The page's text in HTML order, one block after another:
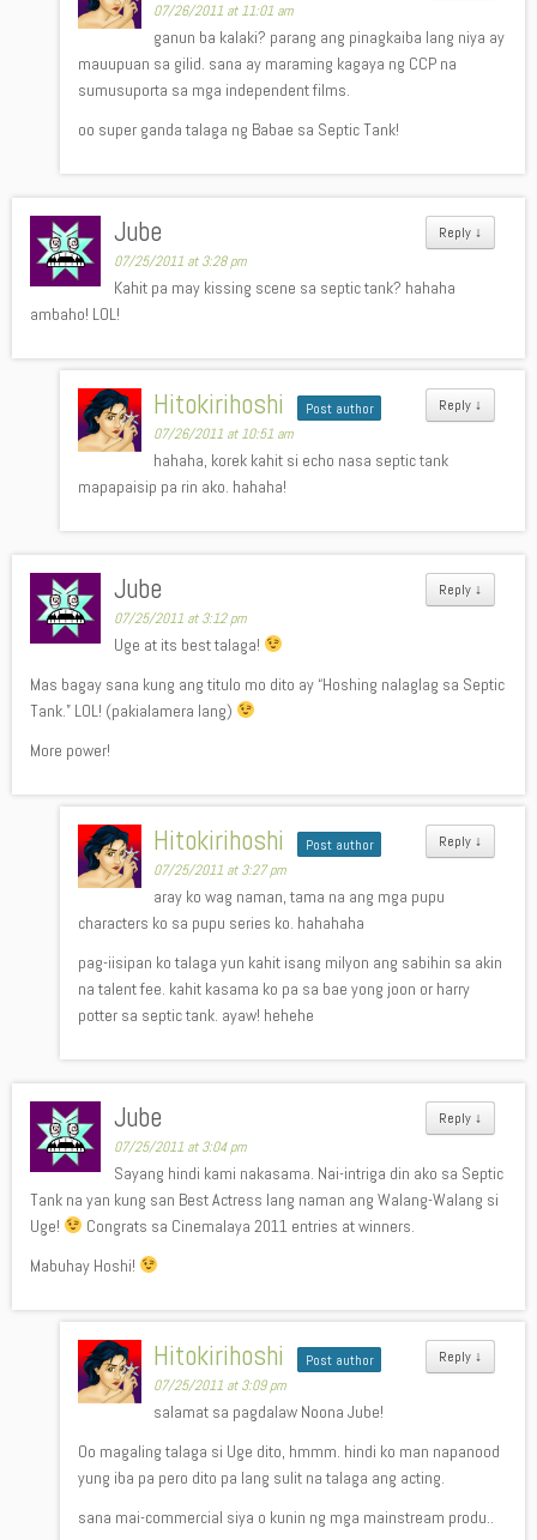
07/26/2011 at 11:01 am
ganun ba kalaki? parang ang pinagkaiba lang niya ay
mauupuan sa gilid. sana ay maraming kagaya ng CCP na
sumusuporta sa mga independent films.
oo super ganda talaga ng Babae sa Septic Tank!
Reply ↓
Jube
07/25/2011 at 3:28 pm
Kahit pa may kissing scene sa septic tank? hahaha
ambaho! LOL!
Reply ↓
Hitokirihoshi Post author
07/26/2011 at 10:51 am
hahaha, korek kahit si echo nasa septic tank
mapapaisip pa rin ako. hahaha!
Reply ↓
Jube
07/25/2011 at 3:12 pm
Uge at its best talaga!
Mas bagay sana kung ang titulo mo dito ay “Hoshing nalaglag sa Septic
Tank.” LOL! (pakialamera lang)
More power!
Reply ↓
Hitokirihoshi Post author
07/25/2011 at 3:27 pm
aray ko wag naman, tama na ang mga pupu
characters ko sa pupu series ko. hahahaha
pag-iisipan ko talaga yun kahit isang milyon ang sabihin sa akin
na talent fee. kahit kasama ko pa sa bae yong joon or harry
potter sa septic tank. ayaw! hehehe
Reply ↓
Jube
07/25/2011 at 3:04 pm
Sayang hindi kami nakasama. Nai-intriga din ako sa Septic
Tank na yan kung san Best Actress lang naman ang Walang-Walang si
Uge!
Congrats sa Cinemalaya 2011 entries at winners.
Mabuhay Hoshi!
Reply ↓
Hitokirihoshi Post author
07/25/2011 at 3:09 pm
salamat sa pagdalaw Noona Jube!
Oo magaling talaga si Uge dito, hmmm. hindi ko man napanood
yung iba pa pero dito pa lang sulit na talaga ang acting.
sana mai-commercial siya o kunin ng mga mainstream produ..